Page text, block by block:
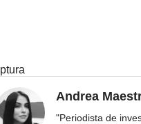
Andrea
"Periodista de